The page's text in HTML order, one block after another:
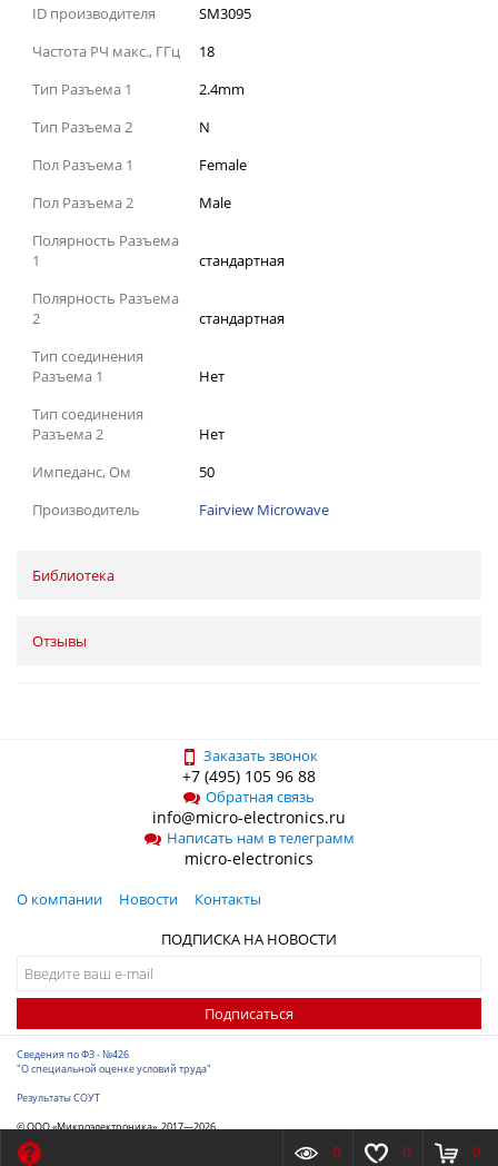
ID производителя
SM3095
Частота РЧ макс., ГГц
18
Тип Разъема 1
2.4mm
Тип Разъема 2
N
Пол Разъема 1
Female
Пол Разъема 2
Male
Полярность Разъема
1
стандартная
Полярность Разъема
2
стандартная
Тип соединения
Разъема 1
Нет
Тип соединения
Разъема 2
Нет
Импеданс, Ом
50
Производитель
Fairview Microwave
Библиотека
Отзывы
Заказать звонок
+7 (495) 105 96 88
Обратная связь
info@micro-electronics.ru
Написать нам в телеграмм
micro-electronics
О компании Новости
Контакты
ПОДПИСКА НА НОВОСТИ
Подписаться
Сведения по ФЗ - №426
"О специальной оценке условий труда"
Результаты СОУТ
© ООО «Микроэлектроника», 2017—2026
Разработка сайта
0 0 0